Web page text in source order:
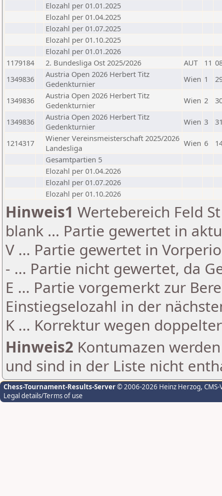
Elozahl per 01.01.2025
Elozahl per 01.04.2025
Elozahl per 01.07.2025
Elozahl per 01.10.2025
Elozahl per 01.01.2026
1179184
2. Bundesliga Ost 2025/2026 AUT 11
1349836
Austria Open 2026 Herbert Titz
Gedenkturnier
Wien 1
1349836
Austria Open 2026 Herbert Titz
Gedenkturnier
Wien 2
1349836
Austria Open 2026 Herbert Titz
Gedenkturnier
Wien 3
1214317
Wiener Vereinsmeisterschaft 2025/2026
Landesliga
Wien 6
Gesamtpartien 5
Elozahl per 01.04.2026
Elozahl per 01.07.2026
Elozahl per 01.10.2026
Hinweis1 Wertebereich Feld
blank ... Partie gewertet in
V ... Partie gewertet in
- ... Partie nicht gewertet, da
E ... Partie vorgemerkt zur
Einstiegselozahl in der
K ... Korrektur wegen
Hinweis2 Kontumazen
und sind in der Liste nicht
Chess-Tournament-Results-Server© 2006-2026 Heinz Herzog,
Legal details/Terms of use